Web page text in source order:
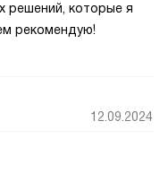
решений, которые я
рекомендую!
12.09.2024